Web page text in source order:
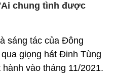
chung tình được
là sáng tác của Đông
giọng hát Đinh Tùng
vào tháng 11/2021.